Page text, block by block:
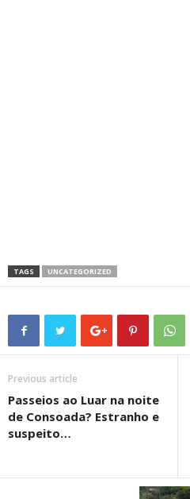
TAGS UNCATEGORIZED
Previous article
Passeios ao Luar na noite
de Consoada? Estranho e
suspeito…